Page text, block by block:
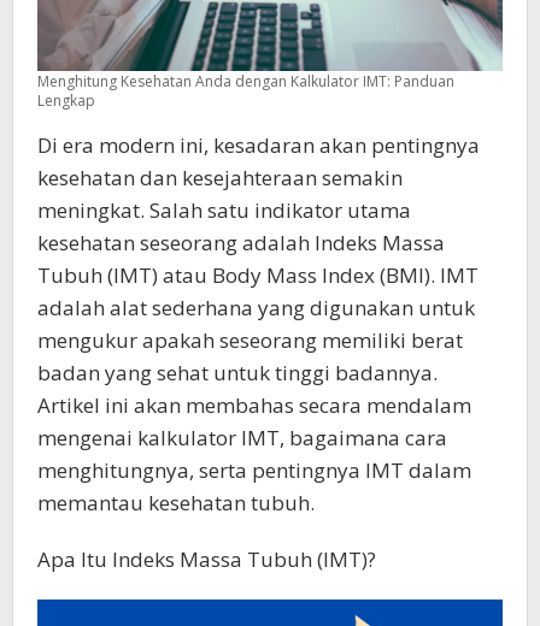
Menghitung Kesehatan Anda dengan Kalkulator IMT: Panduan
Lengkap
Di era modern ini, kesadaran akan pentingnya
kesehatan dan kesejahteraan semakin
meningkat. Salah satu indikator utama
kesehatan seseorang adalah Indeks Massa
Tubuh (IMT) atau Body Mass Index (BMI). IMT
adalah alat sederhana yang digunakan untuk
mengukur apakah seseorang memiliki berat
badan yang sehat untuk tinggi badannya.
Artikel ini akan membahas secara mendalam
mengenai kalkulator IMT, bagaimana cara
menghitungnya, serta pentingnya IMT dalam
memantau kesehatan tubuh.
Apa Itu Indeks Massa Tubuh (IMT)?